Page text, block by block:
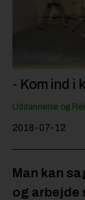
Til
- Kom ind i
Uddannelse og
2018-07-12
Man kan
og arbejde